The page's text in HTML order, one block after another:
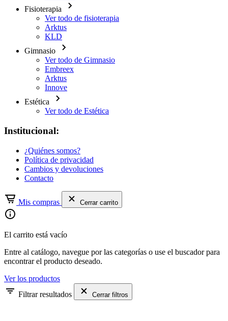
Fisioterapia
Ver todo de fisioterapia
Arktus
KLD
Gimnasio
Ver todo de Gimnasio
Embreex
Arktus
Innove
Estética
Ver todo de Estética
Institucional:
¿Quiénes somos?
Política de privacidad
Cambios y devoluciones
Contacto
Mis compras Cerrar carrito
El carrito está vacío
Entre al catálogo, navegue por las categorías o use el buscador para
encontrar el producto deseado.
Ver los productos
Filtrar resultados
Cerrar filtros